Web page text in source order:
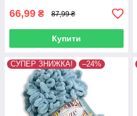
66,99 ₴ 87,99 ₴
Купити
СУПЕР ЗНИЖКА! –24%